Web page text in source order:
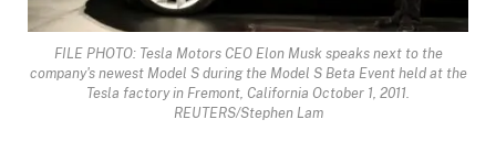
FILE PHOTO: Tesla Motors CEO Elon Musk speaks next to the
company's newest Model S during the Model S Beta Event held at the
Tesla factory in Fremont, California October 1, 2011.
REUTERS/Stephen Lam